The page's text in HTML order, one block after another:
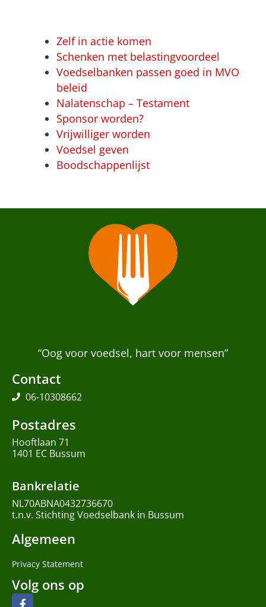
Zelf in actie komen
Schenken met belastingvoordeel
Voedselbanken passen goed in MVO
beleid
Nalatenschap – Testament
Sponsor worden?
Vrijwilliger worden
Voedsel geven
Boodschappenlijst
“Oog voor voedsel, hart voor mensen”
Contact
06-10308662
Postadres
Hooftlaan 71
1401 EC Bussum
Bankrelatie
NL70ABNA0432736670
t.n.v. Stichting Voedselbank in Bussum
Algemeen
Privacy Statement
Volg ons op